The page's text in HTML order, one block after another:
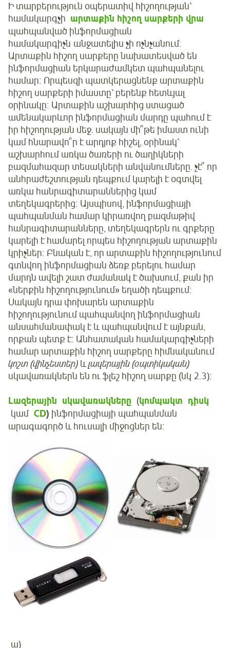
Ի տարբերություն օպերատիվ հիշողության՝
համակարգչի արտաքին հիշող սարքերի վրա
պահպանված ինֆորմացիան
համակարգիչն անջատելիս չի ոչնչանում։
Արտաքին հիշող սարքերը նախատեսված են
ինֆորմացիան երկարաժամկետ պահպանելու
համար։ Որպեսզի պատկերացնենք արտաքին
հիշող սարքերի իմաստը՝ բերենք հետևյալ
օրինակը։ Արտաքին աշխարհից ստացած
ամենակարևոր ինֆորմացիան մարդը պահում է
իր հիշողության մեջ. սակայն մի՞թե իմաստ ունի
կամ հնարավո՞ր է արդյոք հիշել, օրինակ՝
աշխարհում առկա ծառերի ու ծաղիկների
բազմահազար տեսակների անվանումները. չէ՞ որ
անհրաժեշտության դեպքում կարելի է օգտվել
առկա հանրագիտարաններից կամ
տեղեկագրերից։ Այսպիսով, ինֆորմացիայի
պահպանման համար կիրառվող բազմաթիվ
հանրագիտարանները, տեղեկագրերն ու գրքերը
կարելի է համարել որպես հիշողության արտաքին
կրիչներ։ Բնական է, որ արտաքին հիշողությունում
գտնվող ինֆորմացիան ձեռք բերելու համար
մարդն ավելի շատ ժամանակ է ծախսում, քան իր
«ներքին հիշողությունում» եղածի դեպքում։
Սակայն դրա փոխարեն արտաքին
հիշողությունում պահպանվող ինֆորմացիան
անսահմանափակ է և պահպանվում է այնքան,
որքան պետք է։ Անհատական համակարգիչների
համար արտաքին հիշող սարքերը հիմնականում
կոշտ (վինչեստեր) ևլազերային (օպտիկական)
սկավառակներն են ու ֆլեշ հիշող սարքը (նկ 2.3)։
Լազերային սկավառակները (կոմպակտ դիսկ
կամ CD) ինֆորմացիայի պահպանման
արագագործ և հուսալի միջոցներ են։
ա)